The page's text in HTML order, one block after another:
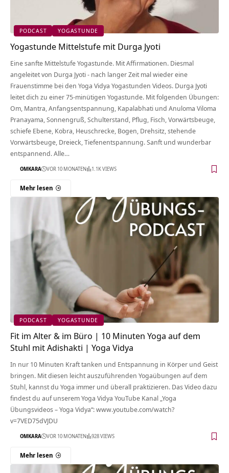
PODCAST YOGASTUNDE
Yogastunde Mittelstufe mit Durga Jyoti
Eine sanfte Mittelstufe Yogastunde. Mit Affirmationen. Diesmal
angeleitet von Durga Jyoti - nach langer Zeit mal wieder eine
Frauenstimme bei den Yoga Vidya Yogastunden Videos. Durga Jyoti
leitet dich zu einer 75-minütigen Yogastunde. Mit folgenden Übungen:
Om, Mantra, Anfangsentspannung, Kapalabhati und Anuloma Viloma
Pranayama, Sonnengruß, Schulterstand, Pflug, Fisch, Vorwärtsbeuge,
schiefe Ebene, Kobra, Heuschrecke, Bogen, Drehsitz, stehende
Vorwärtsbeuge, Dreieck, Tiefenentspannung. Sanft und wunderbar
entspannend. Alle…
OMKARA VOR 10 MONATEN 1.1K VIEWS
Mehr lesen
PODCAST YOGASTUNDE
Fit im Alter & im Büro | 10 Minuten Yoga auf dem
Stuhl mit Adishakti | Yoga Vidya
In nur 10 Minuten Kraft tanken und Entspannung in Körper und Geist
bringen. Mit diesen leicht auszuführenden Yogaübungen auf dem
Stuhl, kannst du Yoga immer und überall praktizieren. Das Video dazu
findest du auf unserem Yoga Vidya YouTube Kanal „Yoga
Übungsvideos – Yoga Vidya“: www.youtube.com/watch?
v=7VED75dVJDU
OMKARA VOR 10 MONATEN 928 VIEWS
Mehr lesen